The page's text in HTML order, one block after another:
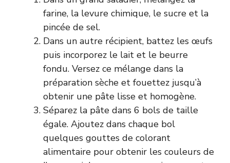
farine, la levure chimique, le sucre et la
pincée de sel.
Dans un autre récipient, battez les œufs
puis incorporez le lait et le beurre
fondu. Versez ce mélange dans la
préparation sèche et fouettez jusqu’à
obtenir une pâte lisse et homogène.
Séparez la pâte dans 6 bols de taille
égale. Ajoutez dans chaque bol
quelques gouttes de colorant
alimentaire pour obtenir les couleurs de